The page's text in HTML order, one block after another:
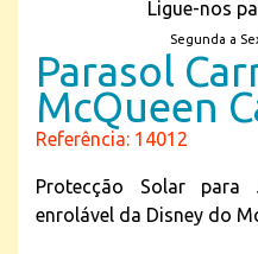
Ligue-nos
Segunda a
Parasol
McQueen
Referência: 14012
Protecção Solar para
enrolável da Disney do